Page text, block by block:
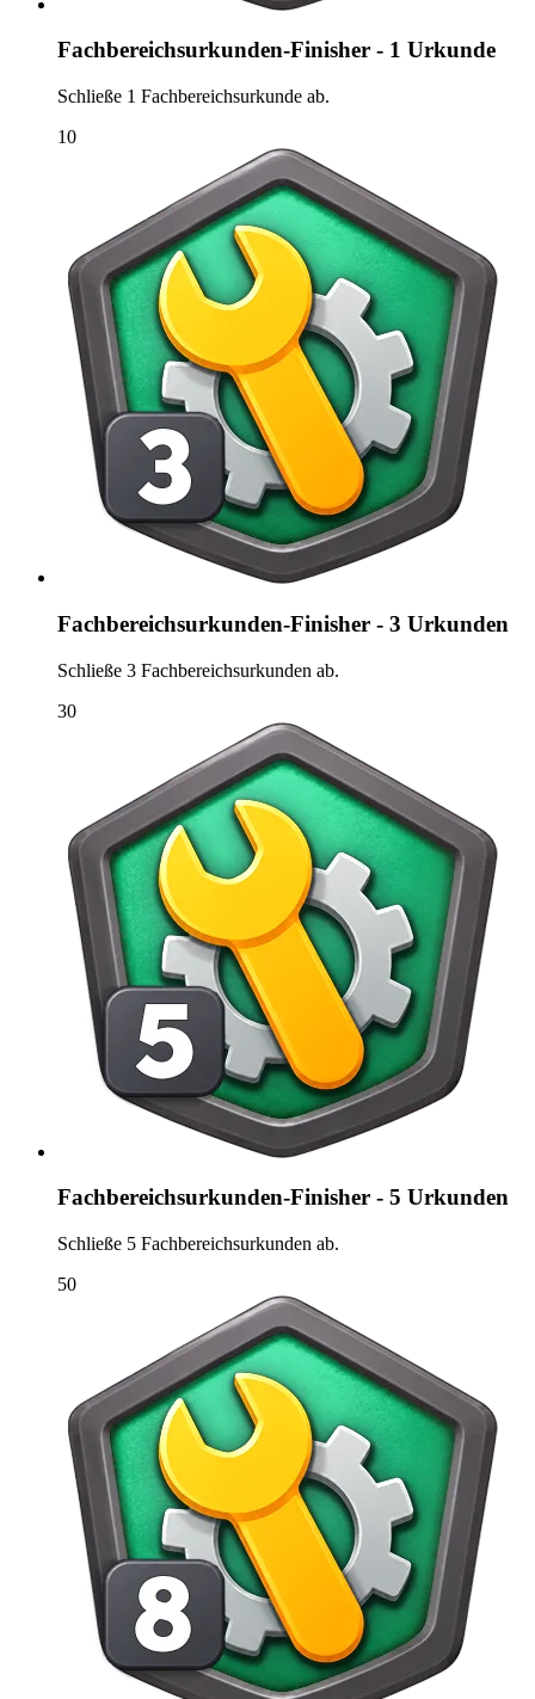
Fachbereichsurkunden-Finisher - 1 Urkunde
Schließe 1 Fachbereichsurkunde ab.
10
Fachbereichsurkunden-Finisher - 3 Urkunden
Schließe 3 Fachbereichsurkunden ab.
30
Fachbereichsurkunden-Finisher - 5 Urkunden
Schließe 5 Fachbereichsurkunden ab.
50